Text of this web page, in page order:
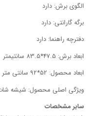
الگوی برش: دارد
برگه گارانتی: دارد
دفترچه راهنما: دارد
ابعاد برش: 47.5*83.5 سانتیمتر
ابعاد محصول: 52*92 سانتی متر
ویژگی اصلی محصول: شیشه
سایر مشخصات